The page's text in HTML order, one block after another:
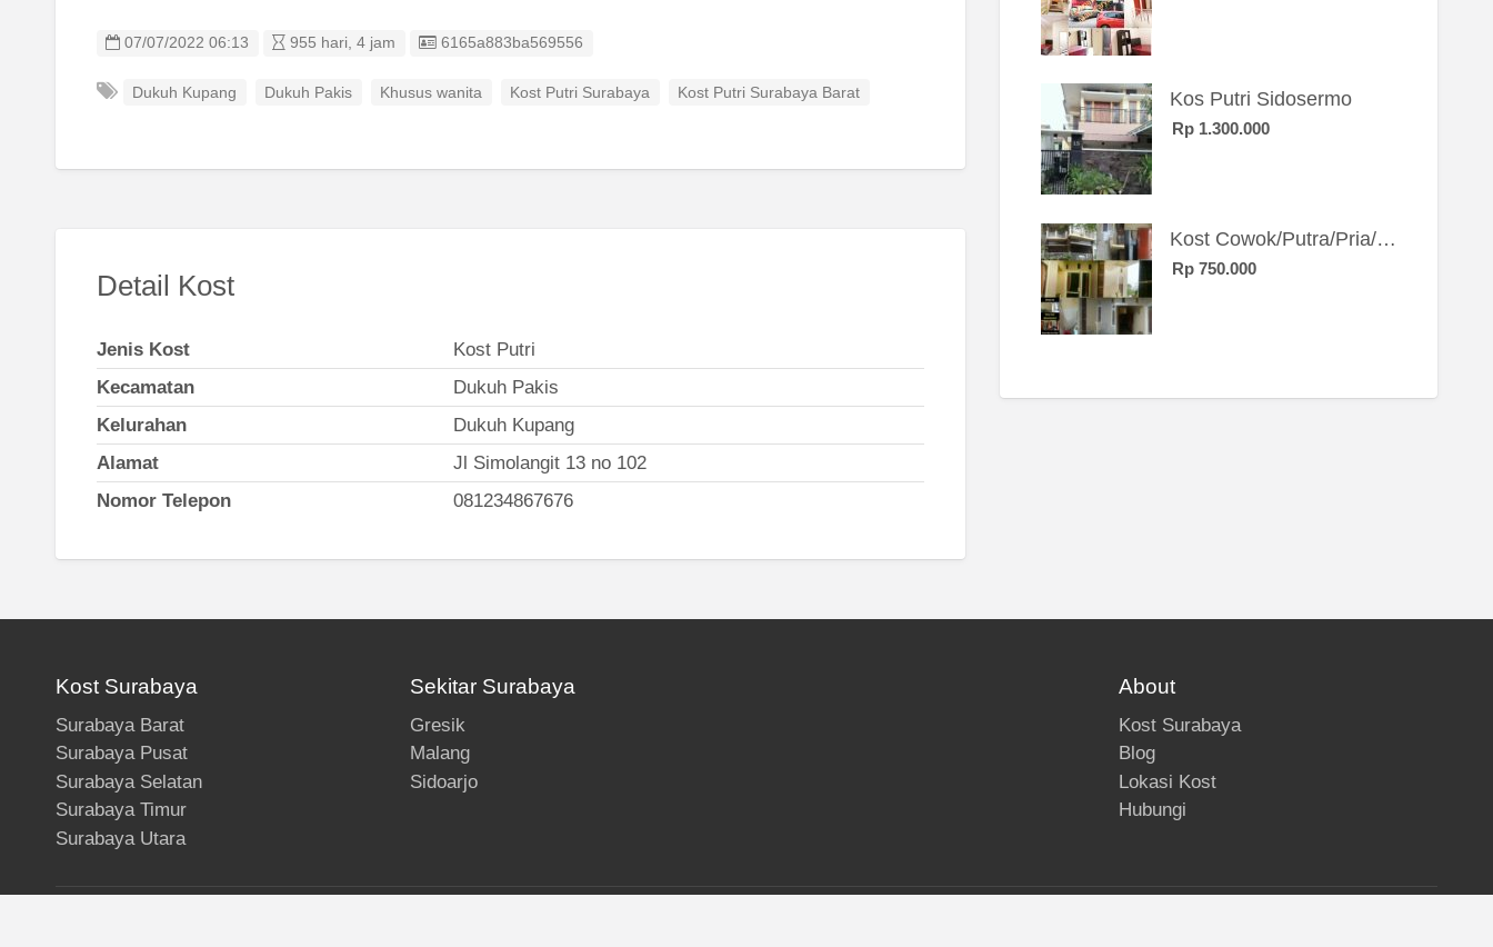
07/07/2022 06:13 955 hari, 4 jam Listing ID
6165a883ba569556
Dukuh Kupang Dukuh Pakis Khusus wanita Kost Putri Surabaya Kost Putri Surabaya Barat
Detail Kost
Jenis Kost
Kost Putri
Kecamatan
Dukuh Pakis
Kelurahan
Dukuh Kupang
Alamat
Jl Simolangit 13 no 102
Nomor Telepon
081234867676
Kos Putri Sidosermo
Rp 1.300.000
Kost Cowok/Putra/Pria/Mahasiswa/Karyawan SIngle eksklusif bangunan baru
Rp 750.000
Kost Surabaya
Surabaya Barat
Surabaya Pusat
Surabaya Selatan
Surabaya Timur
Surabaya Utara
Sekitar Surabaya
Gresik
Malang
Sidoarjo
About
Kost Surabaya
Blog
Lokasi Kost
Hubungi